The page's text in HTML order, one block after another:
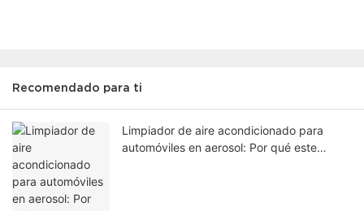
Recomendado para ti
Limpiador de aire acondicionado para
automóviles en aerosol: Por qué este